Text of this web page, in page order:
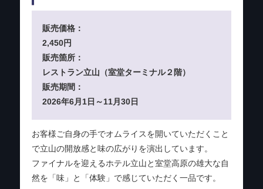
販売価格：
2,450円
販売箇所：
レストラン立山（室堂ターミナル２階）
販売期間：
2026年6月1日～11月30日
お客様ご自身の手でオムライスを開いていただくこと
で立山の開放感と味の広がりを演出しています。
ファイナルを迎えるホテル立山と室堂高原の雄大な自
然を「味」と「体験」で感じていただく一品です。